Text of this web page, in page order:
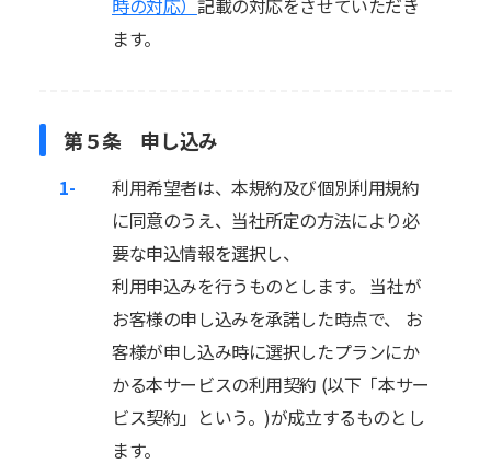
時の対応） 記載の対応をさせていただき
ます。
第５条 申し込み
1-
利用希望者は、本規約及び個別利用規約
に同意のうえ、当社所定の方法により必
要な申込情報を選択し、
利用申込みを行うものとします。 当社が
お客様の申し込みを承諾した時点で、 お
客様が申し込み時に選択したプランにか
かる本サービスの利用契約 (以下「本サー
ビス契約」という。)が成立するものとし
ます。